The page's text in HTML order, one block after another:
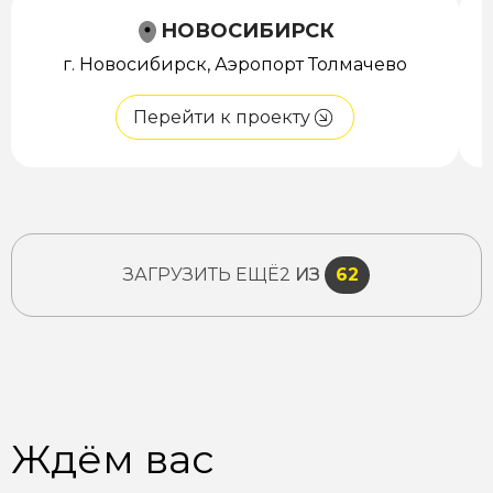
НОВОСИБИРСК
г. Новосибирск, Аэропорт Толмачево
Перейти к проекту
ЗАГРУЗИТЬ ЕЩЁ2 ИЗ 62
Ждём вас